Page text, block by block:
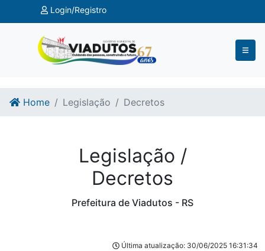
Ir para o conteúdo
Ir para o fim do conteúdo
Login/Registro
Home Legislação Decretos
Legislação /
Decretos
Prefeitura de Viadutos - RS
Última atualização: 30/06/2025 16:31:34